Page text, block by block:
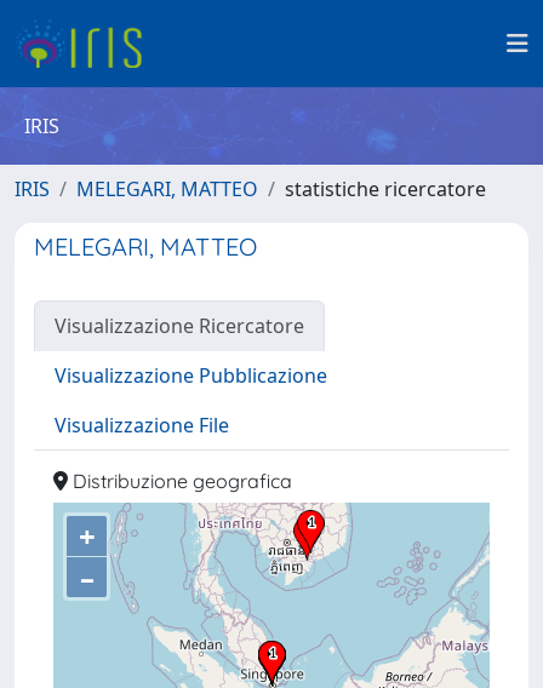
IRIS
IRIS MELEGARI, MATTEO statistiche ricercatore
MELEGARI, MATTEO
Visualizzazione Ricercatore
Visualizzazione Pubblicazione
Visualizzazione File
Distribuzione geografica
+
–